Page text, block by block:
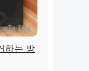
하는 방